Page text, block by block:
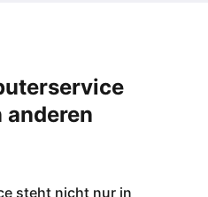
anderen
steht nicht nur in